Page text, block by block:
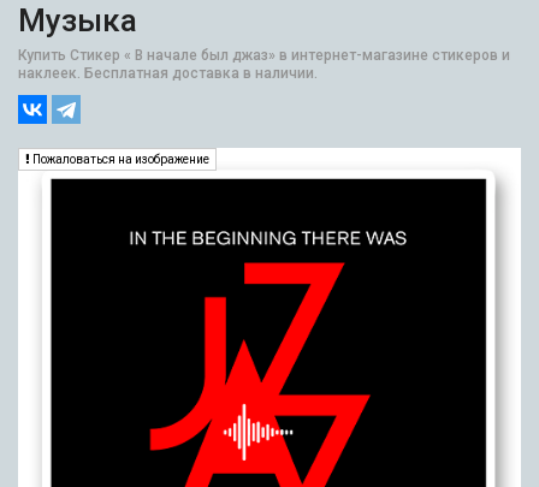
Музыка
Купить Стикер « В начале был джаз» в интернет-магазине стикеров и
наклеек. Бесплатная доставка в наличии.
Пожаловаться на изображение